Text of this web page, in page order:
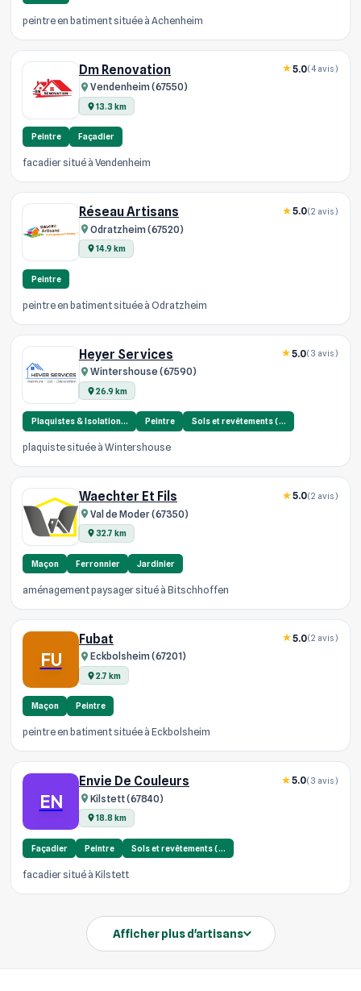
peintre en batiment située à Achenheim
Dm Renovation
Vendenheim (67550)
13.3 km
5.0(4 avis)
Peintre Façadier
facadier situé à Vendenheim
Réseau Artisans
Odratzheim (67520)
14.9 km
5.0(2 avis)
Peintre
peintre en batiment située à Odratzheim
Heyer Services
Wintershouse (67590)
26.9 km
5.0(3 avis)
Plaquistes & Isolation… Peintre Sols et revêtements (…
plaquiste située à Wintershouse
Waechter Et Fils
Val de Moder (67350)
32.7 km
5.0(2 avis)
Maçon Ferronnier Jardinier
aménagement paysager situé à Bitschhoffen
FU
Fubat
Eckbolsheim (67201)
2.7 km
5.0(2 avis)
Maçon Peintre
peintre en batiment située à Eckbolsheim
EN
Envie De Couleurs
Kilstett (67840)
18.8 km
5.0(3 avis)
Façadier Peintre Sols et revêtements (…
facadier situé à Kilstett
Afficher plus d'artisans